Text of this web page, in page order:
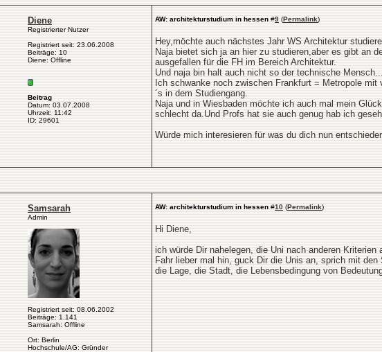
Diene
Registrierter Nutzer
Registriert seit: 23.06.2008
Beiträge: 10
Diene: Offline
Beitrag
Datum: 03.07.2008
Uhrzeit: 11:42
ID: 29601
AW: architekturstudium in hessen #9 (Permalink)
Hey,möchte auch nächstes Jahr WS Architektur
Naja bietet sich ja an hier zu studieren,aber es gibt an
ausgefallen für die FH im Bereich Architektur.
Und naja bin halt auch nicht so der technische Mensch...
Ich schwanke noch zwischen Frankfurt = Metropole
´s in dem Studiengang.
Naja und in Wiesbaden möchte ich auch mal mein
schlecht da.Und Profs hat sie auch genug hab ich
Würde mich interesieren für was du dich nun
Samsarah
Admin
Registriert seit: 08.06.2002
Beiträge: 1.141
Samsarah: Offline
Ort: Berlin
Hochschule/AG: Gründer
AW: architekturstudium in hessen #10 (Permalink)
Hi Diene,
ich würde Dir nahelegen, die Uni nach anderen
Fahr lieber mal hin, guck Dir die Unis an, sprich mit
die Lage, die Stadt, die Lebensbedingung von